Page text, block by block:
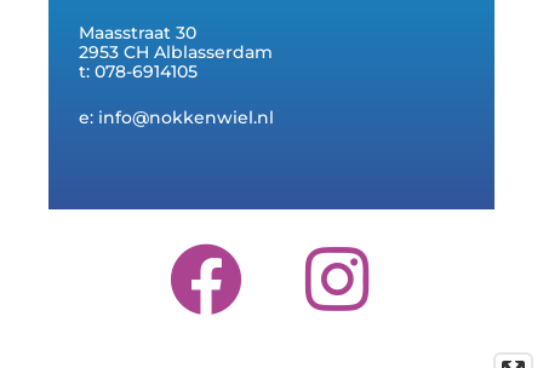
Maasstraat 30
2953 CH Alblasserdam
t: 078-6914105
e: info@nokkenwiel.nl
F
a
I
n